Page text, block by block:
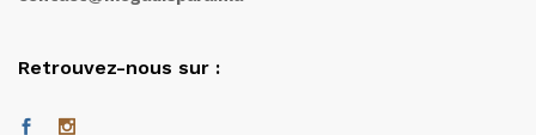
Retrouvez-nous sur :